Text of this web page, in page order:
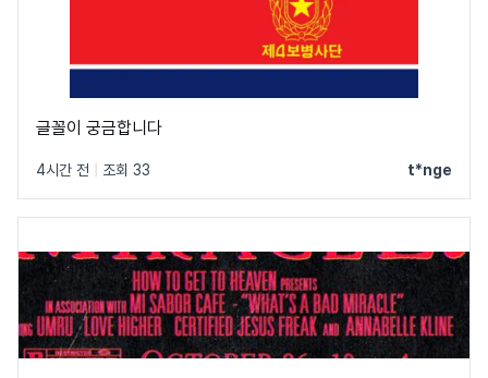
글꼴이 궁금합니다
4시간 전 조회 33 t*nge